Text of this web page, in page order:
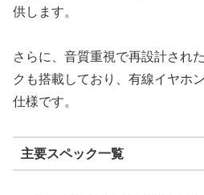
供します。
さらに、音質重視で再設計され
クも搭載しており、有線イヤホ
仕様です。
主要スペック一覧